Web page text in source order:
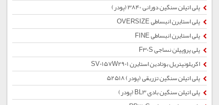
پلی اتیلن سنگین دورانی 3840 (پودر)
پلی استایرن انبساطی OVERSIZE
پلی استایرن انبساطی FINE
پلی پروپیلن نساجی F30S
اکریلونیتریل بوتادین استایرن SV0157W2901
پلی اتیلن سنگین تزریقی (پودر) 52518
پلی اتیلن سنگین بادی BL3 (پودر)